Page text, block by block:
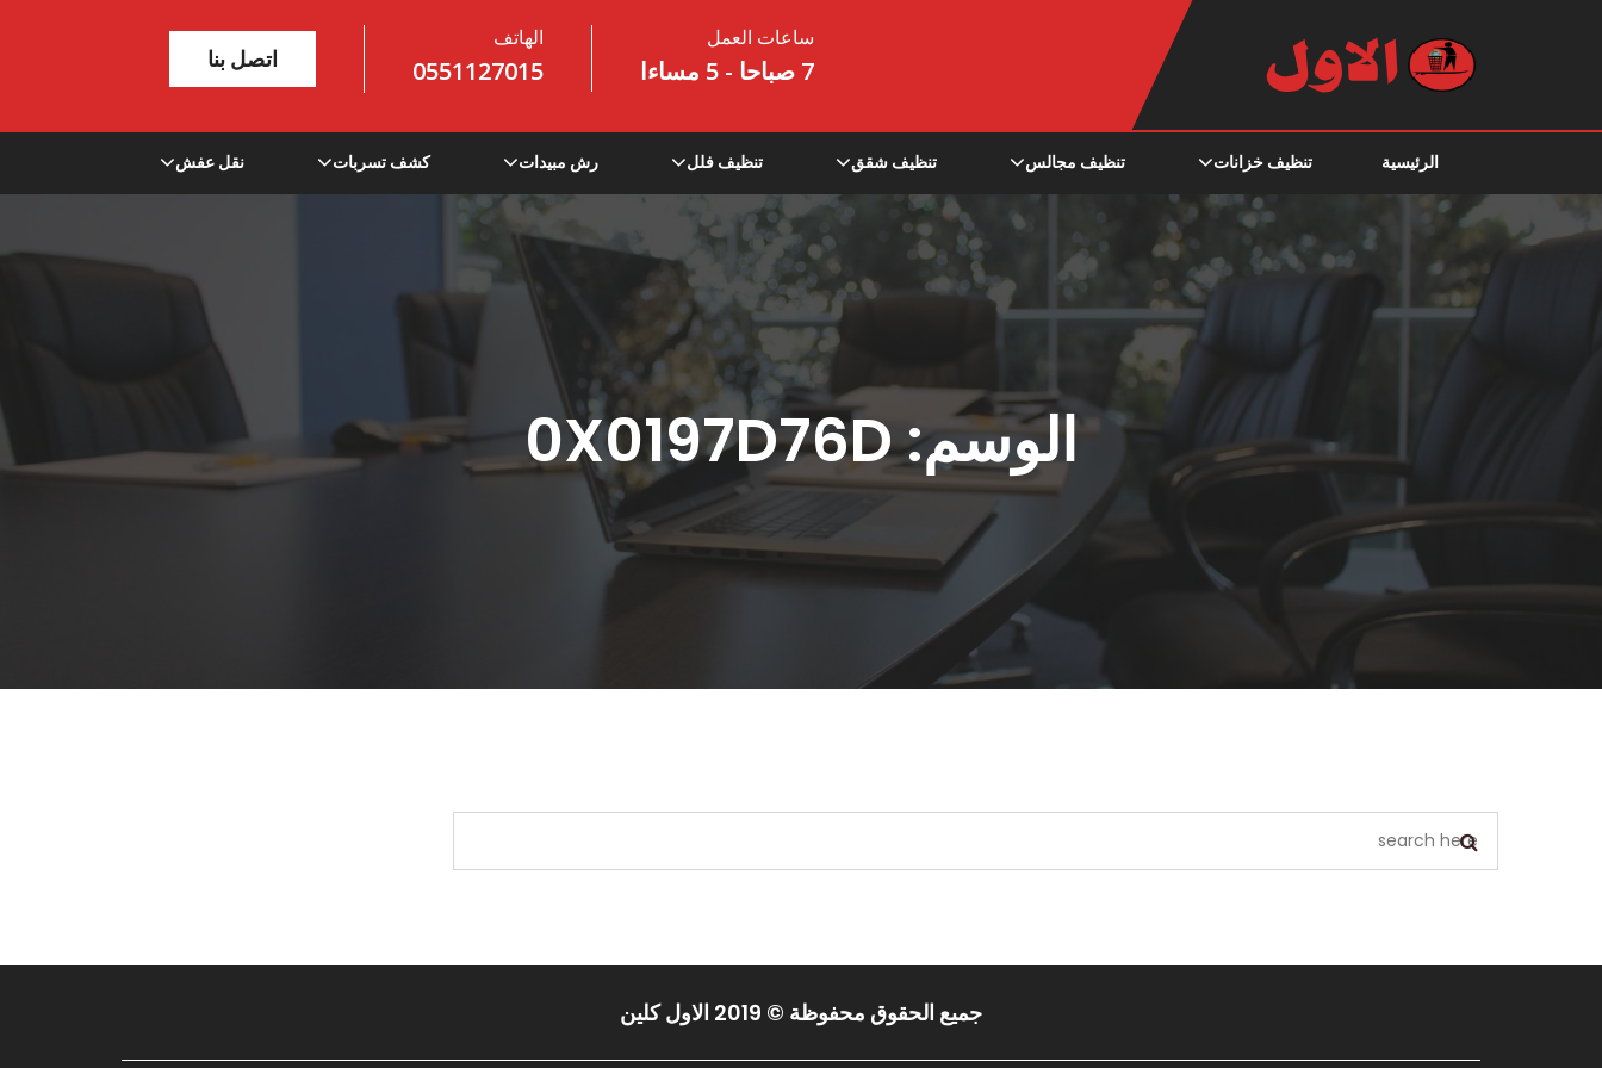
اتصل بنا
الهاتف
0551127015
ساعات العمل
7 صباحا - 5 مساءا
الرئيسية تنظيف خزانات تنظيف مجالس تنظيف شقق تنظيف فلل رش مبيدات كشف تسربات نقل عفش
الوسم:0X0197D76D
جميع الحقوق محفوظة © 2019 الاول كلين